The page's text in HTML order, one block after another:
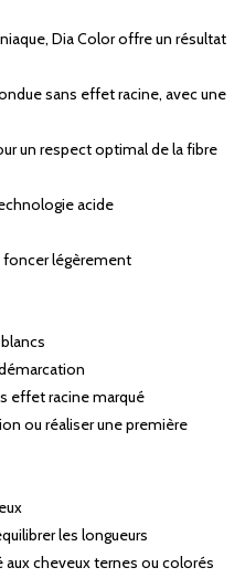
Dia Color offre un résultat
sans effet racine, avec une
un respect optimal de la fibre
acide
foncer légèrement
effet racine marqué
ou réaliser une première
les longueurs
cheveux ternes ou colorés